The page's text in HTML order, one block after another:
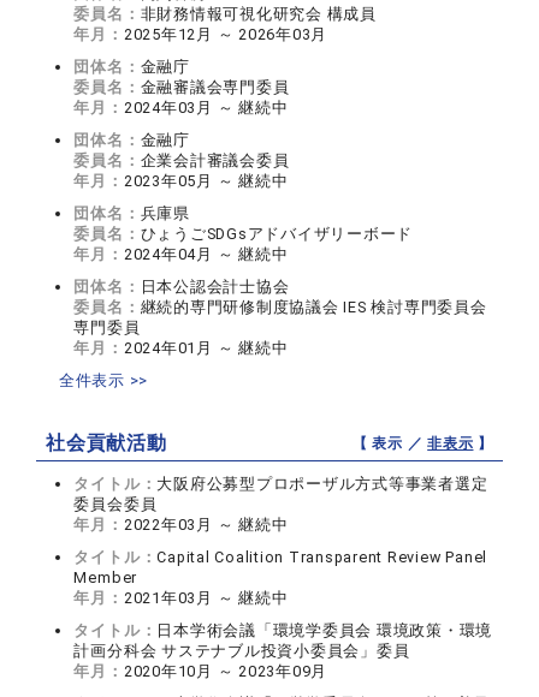
委員名： 非財務情報可視化研究会 構成員
年月： 2025年12月 ～ 2026年03月
団体名： 金融庁
委員名： 金融審議会専門委員
年月： 2024年03月 ～ 継続中
団体名： 金融庁
委員名： 企業会計審議会委員
年月： 2023年05月 ～ 継続中
団体名： 兵庫県
委員名： ひょうごSDGsアドバイザリーボード
年月： 2024年04月 ～ 継続中
団体名： 日本公認会計士協会
委員名： 継続的専門研修制度協議会 IES 検討専門委員会
専門委員
年月： 2024年01月 ～ 継続中
全件表示 >>
社会貢献活動 【 表示 ／非表示 】
タイトル： 大阪府公募型プロポーザル方式等事業者選定
委員会委員
年月： 2022年03月 ～ 継続中
タイトル：Capital Coalition Transparent Review Panel
Member
年月： 2021年03月 ～ 継続中
タイトル： 日本学術会議「環境学委員会 環境政策・環境
計画分科会 サステナブル投資小委員会」委員
年月： 2020年10月 ～ 2023年09月